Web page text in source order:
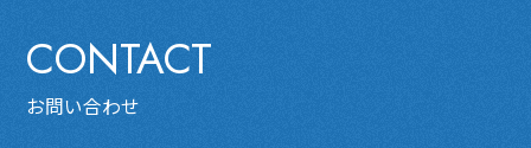
CONTACT
お問い合わせ